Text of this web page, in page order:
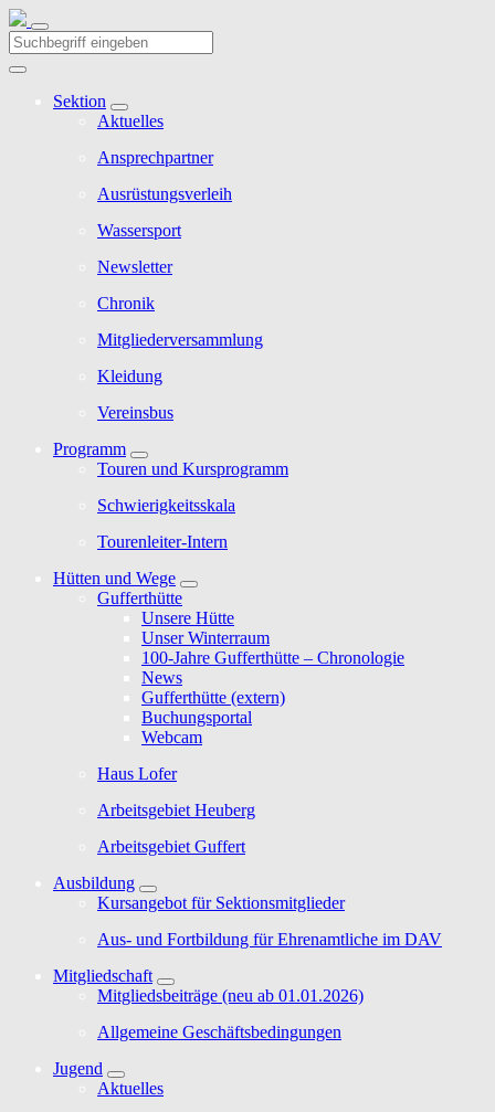
Sektion
Aktuelles
Ansprechpartner
Ausrüstungsverleih
Wassersport
Newsletter
Chronik
Mitgliederversammlung
Kleidung
Vereinsbus
Programm
Touren und Kursprogramm
Schwierigkeitsskala
Tourenleiter-Intern
Hütten und Wege
Gufferthütte
Unsere Hütte
Unser Winterraum
100-Jahre Gufferthütte – Chronologie
News
Gufferthütte (extern)
Buchungsportal
Webcam
Haus Lofer
Arbeitsgebiet Heuberg
Arbeitsgebiet Guffert
Ausbildung
Kursangebot für Sektionsmitglieder
Aus- und Fortbildung für Ehrenamtliche im DAV
Mitgliedschaft
Mitgliedsbeiträge (neu ab 01.01.2026)
Allgemeine Geschäftsbedingungen
Jugend
Aktuelles